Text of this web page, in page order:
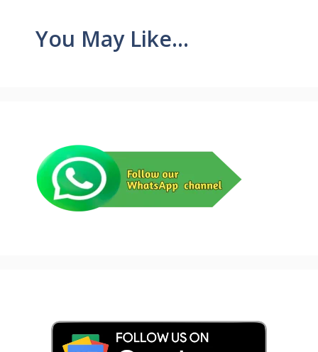
You May Like...